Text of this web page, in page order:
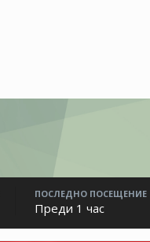
ПОСЛЕДНО ПОСЕЩЕНИЕ
Преди 1 час